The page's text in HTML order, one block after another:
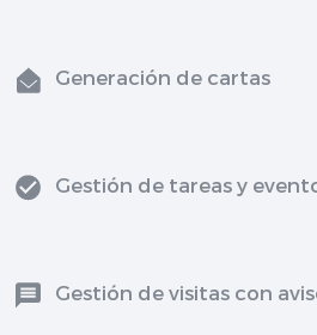
Generación de cartas
Gestión de tareas y
Gestión de visitas con